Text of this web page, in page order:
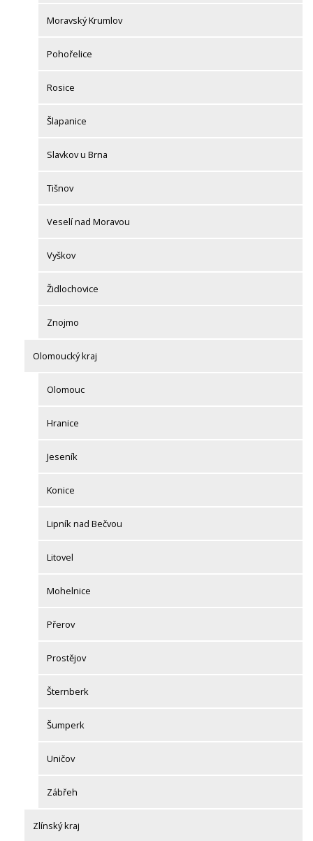
Moravský Krumlov
Pohořelice
Rosice
Šlapanice
Slavkov u Brna
Tišnov
Veselí nad Moravou
Vyškov
Židlochovice
Znojmo
Olomoucký kraj
Olomouc
Hranice
Jeseník
Konice
Lipník nad Bečvou
Litovel
Mohelnice
Přerov
Prostějov
Šternberk
Šumperk
Uničov
Zábřeh
Zlínský kraj